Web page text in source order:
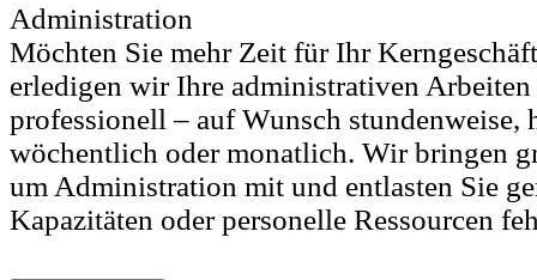
Administration
Möchten Sie mehr Zeit für Ihr
erledigen wir Ihre administrativen
professionell – auf Wunsch stundenweise,
wöchentlich oder monatlich. Wir bringen
um Administration mit und entlasten Sie
Kapazitäten oder personelle Ressourcen